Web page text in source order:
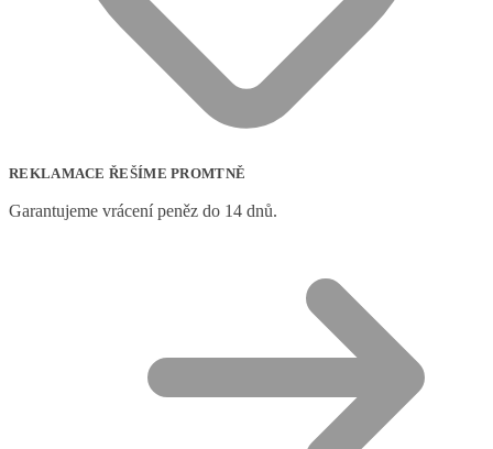
REKLAMACE ŘEŠÍME PROMTNĚ
Garantujeme vrácení peněz do 14 dnů.